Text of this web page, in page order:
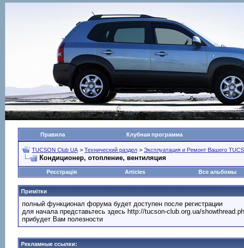
Правила Клубная программа
TUCSON Club UA > Технический раздел > Эксплуатация и Ремонт Вашего
Кондиционер, отопление, вентиляция
Реєстрація
Articles Все альбомы
Примітки
полный функционал форума будет доступен после регистрации
для начала представьтесь здесь http://tucson-club.org.ua/
прибудет Вам полезности
Рекламные ссылки: